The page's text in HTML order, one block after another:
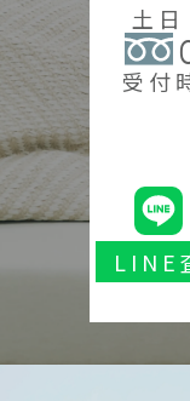
土
受付
LINE